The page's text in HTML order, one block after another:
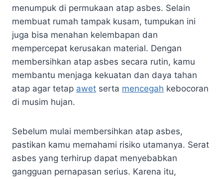
menumpuk di permukaan atap asbes. Selain
membuat rumah tampak kusam, tumpukan ini
juga bisa menahan kelembapan dan
mempercepat kerusakan material. Dengan
membersihkan atap asbes secara rutin, kamu
membantu menjaga kekuatan dan daya tahan
atap agar tetap awet serta mencegah kebocoran
di musim hujan.
Sebelum mulai membersihkan atap asbes,
pastikan kamu memahami risiko utamanya. Serat
asbes yang terhirup dapat menyebabkan
gangguan pernapasan serius. Karena itu,